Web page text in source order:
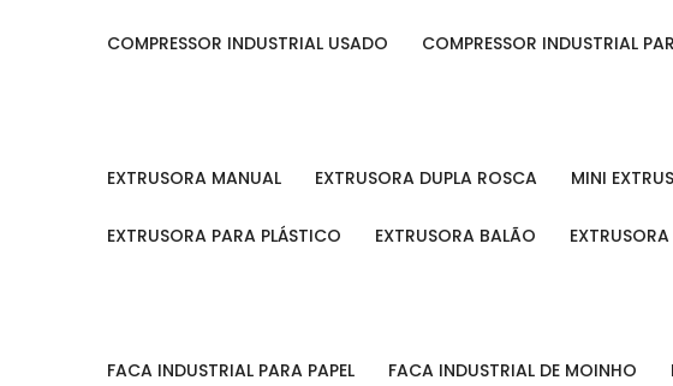
COMPRESSOR INDUSTRIAL USADO COMPRESSOR INDUSTRIAL
EXTRUSORA MANUAL EXTRUSORA DUPLA ROSCA MINI
EXTRUSORA PARA PLÁSTICO EXTRUSORA BALÃO
FACA INDUSTRIAL PARA PAPEL FACA INDUSTRIAL DE MOINHO